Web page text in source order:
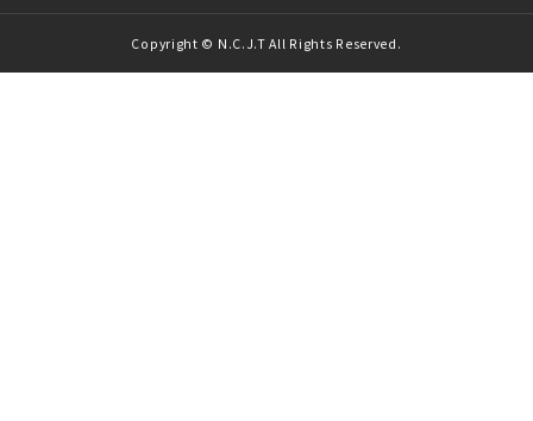
Copyright © N.C.J.T All Rights Reserved.